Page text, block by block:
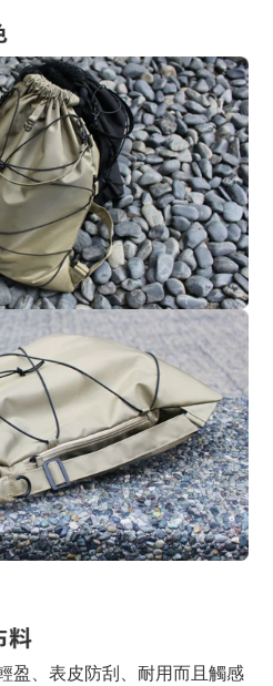
盈、表皮防刮、耐用而且觸感